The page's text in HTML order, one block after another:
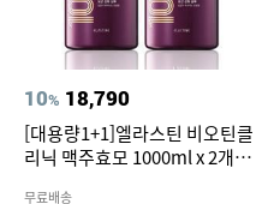
10% 18,790
[대용량1+1]엘라스틴 비오틴클
리닉 맥주효모 1000ml x 2개
무료배송